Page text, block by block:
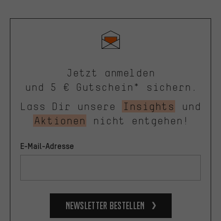
Jetzt anmelden
und 5 € Gutschein* sichern.
Lass Dir unsere
Insights
und
Aktionen
nicht entgehen!
E-Mail-Adresse
Newsletter bestellen